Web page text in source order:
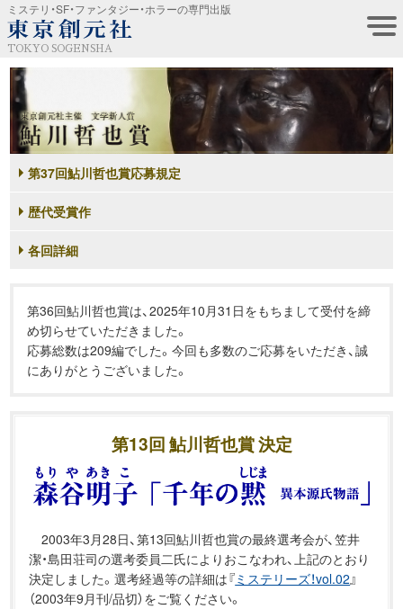
ミステリ・SF・ファンタジー・ホラーの専門出版
TOKYO SOGENSHA
第37回鮎川哲也賞応募規定
歴代受賞作
各回詳細
第36回鮎川哲也賞は、2025年10月31日をもちまして受付を締
め切らせていただきました。
応募総数は209編でした。今回も多数のご応募をいただき、誠
にありがとうございました。
第13回 鮎川哲也賞 決定
2003年3月28日、第13回鮎川哲也賞の最終選考会が、笠井
潔・島田荘司の選考委員二氏によりおこなわれ、上記のとおり
決定しました。選考経過等の詳細は『ミステリーズ！vol.02』
（2003年9月刊/品切）をご覧ください。